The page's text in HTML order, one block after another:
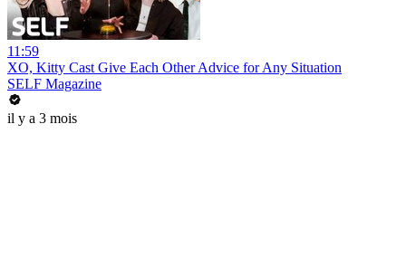
11:59
XO, Kitty Cast Give Each Other Advice for Any Situation
SELF Magazine
il y a 3 mois